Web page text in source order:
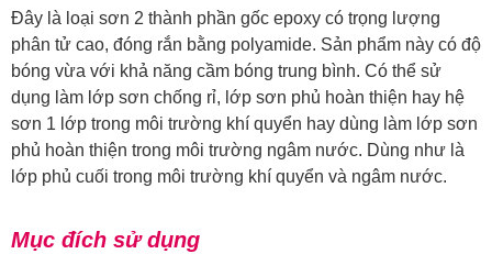
Đây là loại sơn 2 thành phần gốc epoxy có trọng lượng
phân tử cao, đóng rắn bằng polyamide. Sản phẩm này có độ
bóng vừa với khả năng cầm bóng trung bình. Có thể sử
dụng làm lớp sơn chống rỉ, lớp sơn phủ hoàn thiện hay hệ
sơn 1 lớp trong môi trường khí quyển hay dùng làm lớp sơn
phủ hoàn thiện trong môi trường ngâm nước. Dùng như là
lớp phủ cuối trong môi trường khí quyển và ngâm nước.
Mục đích sử dụng